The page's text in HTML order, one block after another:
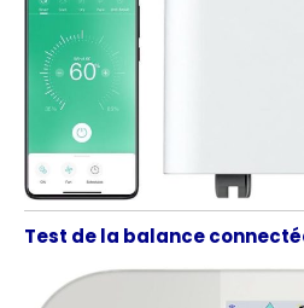
Test de la balance